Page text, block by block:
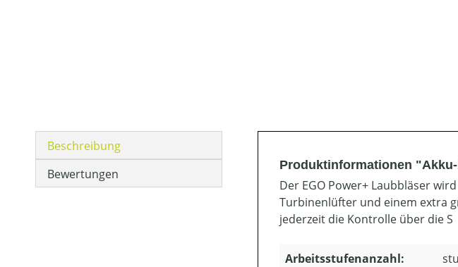
Beschreibung
Bewertungen
Produktinformationen
Der EGO Power+ Laubbläser
Turbinenlüfter und einem extra
jederzeit die Kontrolle über die S
Arbeitsstufenanzahl: